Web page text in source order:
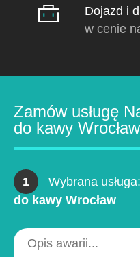
Dojazd i
w cenie
Zamów usługę
do kawy Wrocław
1 Wybrana usługa:
do kawy Wrocław